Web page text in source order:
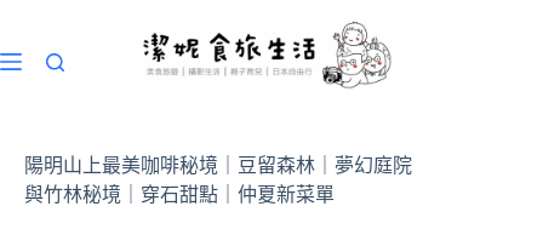
主
陽明山上最美咖啡秘境｜豆留森林｜夢幻庭院
與竹林秘境｜穿石甜點｜仲夏新菜單